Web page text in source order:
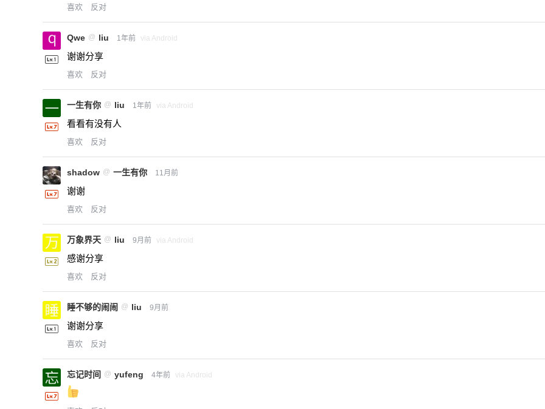
喜欢 反对
Qwe @ liu 1年前 via Android
谢谢分享
喜欢 反对
一生有你 @ liu 1年前 via Android
看看有没有人
喜欢 反对
shadow @ 一生有你 11月前
谢谢
喜欢 反对
万象界天 @ liu 9月前 via Android
感谢分享
喜欢 反对
睡不够的闹闹 @ liu 9月前
谢谢分享
喜欢 反对
忘记时间 @ yufeng 4年前 via Android